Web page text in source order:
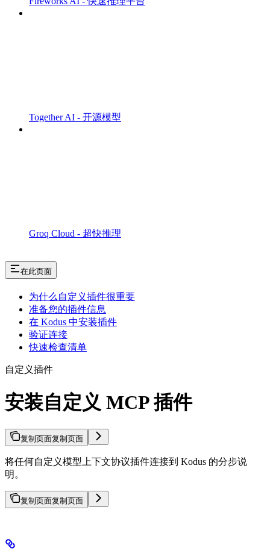
Together AI - 开源模型
Groq Cloud - 超快推理
在此页面
为什么自定义插件很重要
准备您的插件信息
在 Kodus 中安装插件
验证连接
快速检查清单
自定义插件
安装自定义 MCP 插件
复制页面复制页面
将任何自定义模型上下文协议插件连接到 Kodus 的分步说
明。
复制页面复制页面